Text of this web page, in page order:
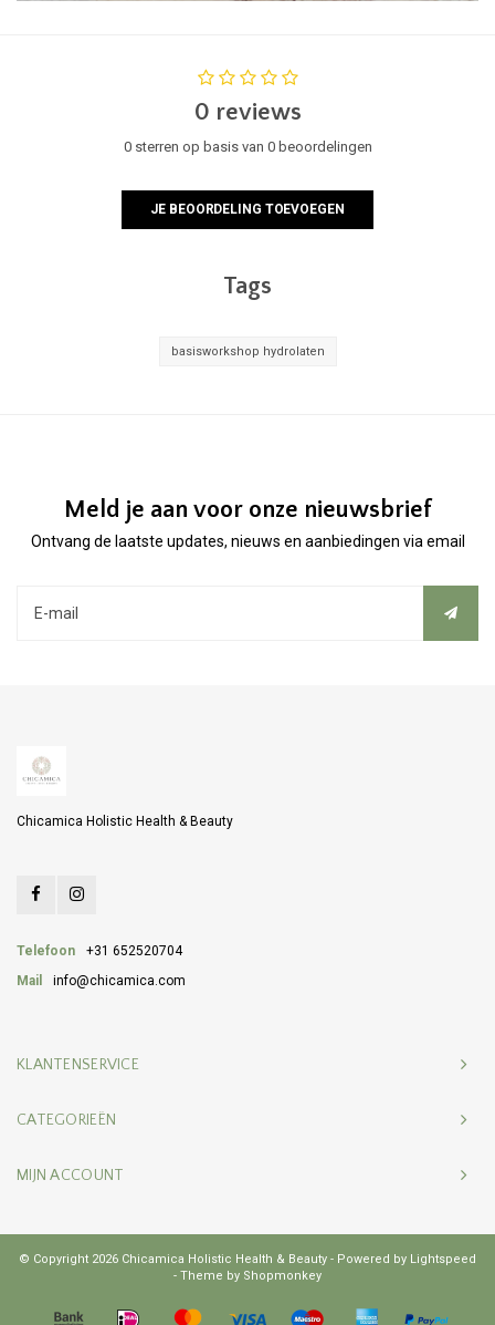
0 reviews
0 sterren op basis van 0 beoordelingen
JE BEOORDELING TOEVOEGEN
Tags
basisworkshop hydrolaten
Meld je aan voor onze nieuwsbrief
Ontvang de laatste updates, nieuws en aanbiedingen via email
Chicamica Holistic Health & Beauty
Telefoon
+31 652520704
Mail
info@chicamica.com
KLANTENSERVICE
CATEGORIEËN
MIJN ACCOUNT
© Copyright 2026 Chicamica Holistic Health & Beauty - Powered by Lightspeed
- Theme by Shopmonkey